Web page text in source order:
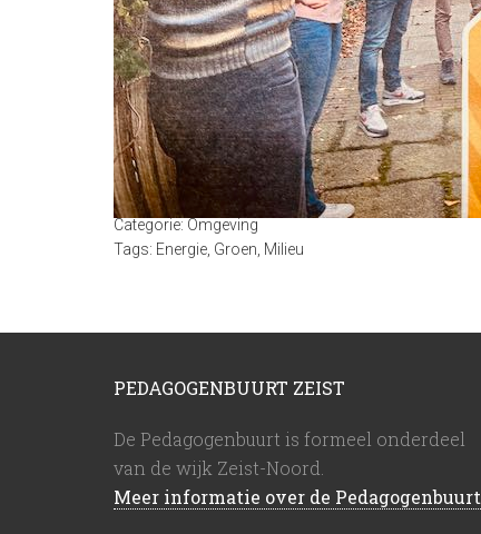
Categorie: Omgeving
Tags: Energie Groen Milieu
PEDAGOGENBUURT ZEIST
De Pedagogenbuurt is formeel onderdeel
van de wijk Zeist-Noord.
Meer informatie over de Pedagogenbuurt